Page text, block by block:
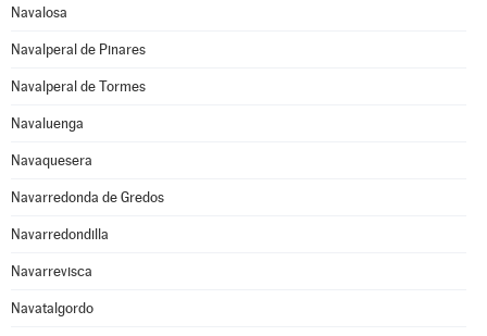
Navalosa
Navalperal de Pinares
Navalperal de Tormes
Navaluenga
Navaquesera
Navarredonda de Gredos
Navarredondilla
Navarrevisca
Navatalgordo